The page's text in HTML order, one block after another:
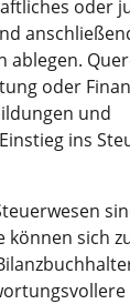
oder
ablegen.
oder
und
ins
können sich